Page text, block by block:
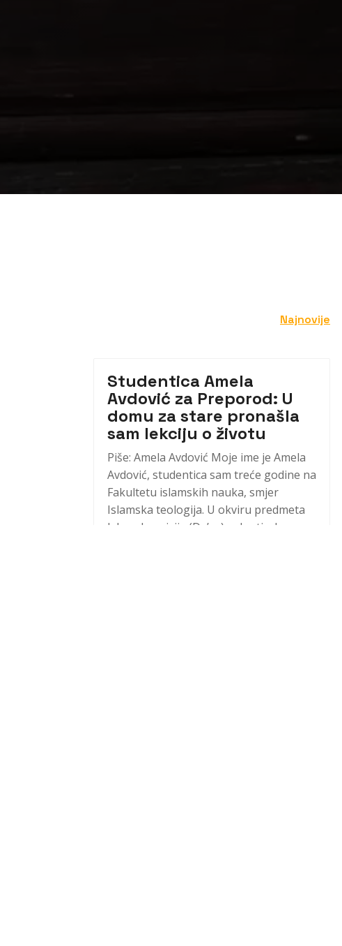
Najnovije
Studentica Amela
Avdović za Preporod: U
domu za stare pronašla
sam lekciju o životu
Piše: Amela Avdović Moje ime je Amela
Avdović, studentica sam treće godine na
Fakultetu islamskih nauka, smjer
Islamska teologija. U okviru predmeta
Islamska misija (Da’va) volontirala sam